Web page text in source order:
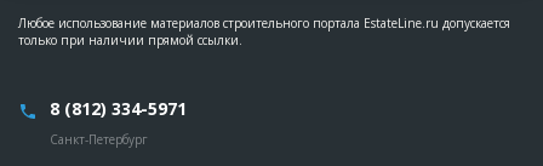
Любое использование материалов строительного портала EstateLine.ru допускается
только при наличии прямой ссылки.
8 (812) 334-5971
Санкт-Петербург